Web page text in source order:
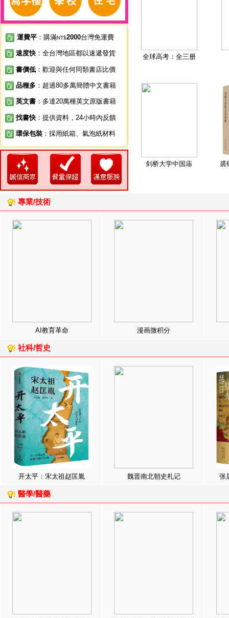
運費平 ：購滿NT$2000台灣免運費
速度快 ：全台灣地區都以速遞發貨
書價低 ：歡迎與任何同類書店比價
品種多 ：超過80多萬簡體中文書籍
英文書 ：多達20萬種英文原版書籍
找書快 ：提供資料，24小時內反饋
環保包裝 ：採用紙箱、氣泡紙材料
全球高考：全三册
剑桥大学中国庙 裘
專業/技術
AI教育革命 漫画微积分
社科/哲史
开太平：宋太祖赵匡胤 魏晋南北朝史札记 张
醫學/醫藥